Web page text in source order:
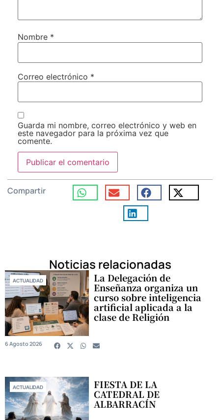
Nombre *
Correo electrónico *
Guarda mi nombre, correo electrónico y web en
este navegador para la próxima vez que
comente.
Compartir
Noticias relacionadas
ACTUALIDAD La Delegación de
Enseñanza organiza un
curso sobre inteligencia
artificial aplicada a la
clase de Religión
6 Agosto 2026
ACTUALIDAD FIESTA DE LA
CATEDRAL DE
ALBARRACÍN